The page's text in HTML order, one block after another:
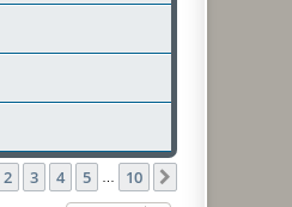
von10
2 3 4 5 10